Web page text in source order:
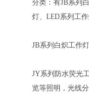
分类： 有JB系列
灯、 LED系列工
JB系列白炽工作灯
JY系列防水荧光
览等照明，光线